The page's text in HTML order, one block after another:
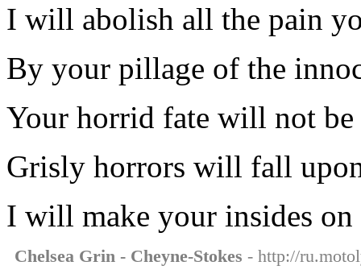
I will abolish all the pain
By your pillage of the
Your horrid fate will not
Grisly horrors will fall
I will make your insides
Chelsea Grin - Cheyne-Stokes - http://